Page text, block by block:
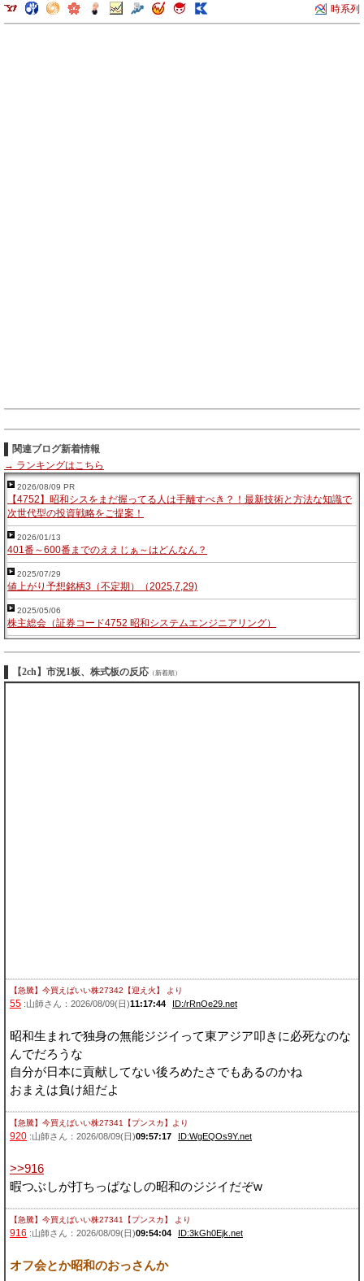
時系列
関連ブログ新着情報
→ ランキングはこちら
2026/08/09 PR
【4752】昭和シスをまだ握ってる人は手離すべき？！最新技術と方法な知識で
次世代型の投資戦略をご提案！
2026/01/13
401番～600番までのええじぁ～はどんなん？
2025/07/29
値上がり予想銘柄3（不定期）（2025,7,29)
2025/05/06
株主総会（証券コード4752 昭和システムエンジニアリング）
【2ch】市況1板、株式板の反応 （新着順）
【急騰】今買えばいい株27342【迎え火】 より
55 :山師さん：2026/08/09(日)11:17:44 ID:/rRnOe29.net
昭和生まれで独身の無能ジジイって東アジア叩きに必死なのな
んでだろうな
自分が日本に貢献してない後ろめたさでもあるのかね
おまえは負け組だよ
【急騰】今買えばいい株27341【プンスカ】 より
920 :山師さん：2026/08/09(日)09:57:17 ID:WgEQOs9Y.net
>>916
暇つぶしが打ちっぱなしの昭和のジジイだぞw
【急騰】今買えばいい株27341【プンスカ】 より
916 :山師さん：2026/08/09(日)09:54:04 ID:3kGh0Ejk.net
オフ会とか昭和のおっさんか